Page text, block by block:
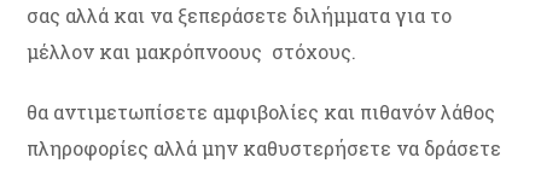
σας αλλά και να ξεπεράσετε διλήμματα για το
μέλλον και μακρόπνοους στόχους.
θα αντιμετωπίσετε αμφιβολίες και πιθανόν λάθος
πληροφορίες αλλά μην καθυστερήσετε να δράσετε